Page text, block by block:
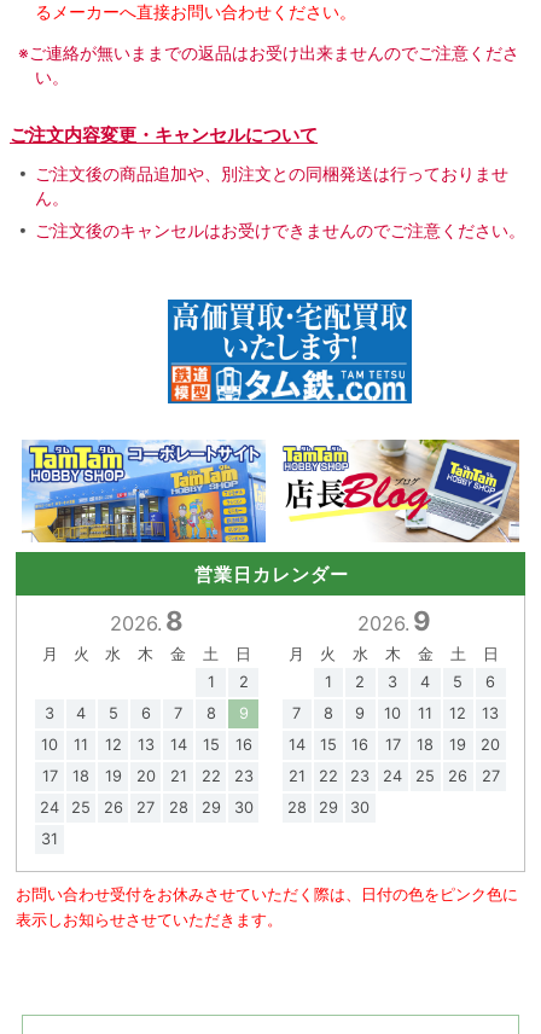
るメーカーへ直接お問い合わせください。
※ご連絡が無いままでの返品はお受け出来ませんのでご注意くださ
い。
ご注文内容変更・キャンセルについて
ご注文後の商品追加や、別注文との同梱発送は行っておりませ
ん。
ご注文後のキャンセルはお受けできませんのでご注意ください。
営業日カレンダー
2026. 8
月 火 水 木 金 土
日
1
2
3
4 5 6 7 8
9
10
11 12 13 14 15
16
17
18 19 20 21 22
23
24
25 26 27 28 29
30
31
2026. 9
月 火 水 木 金 土
日
1
2 3 4 5
6
7
8 9 10 11 12
13
14
15 16 17 18 19
20
21
22 23 24 25 26
27
28
29 30
お問い合わせ受付をお休みさせていただく際は、日付の色をピンク色に
表示しお知らせさせていただきます。